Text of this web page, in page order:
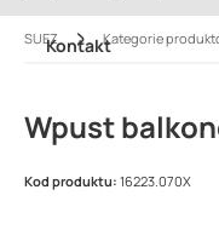
Kontakt
SUEZ Kategorie
Wpust
Kod produktu: 16223.070X